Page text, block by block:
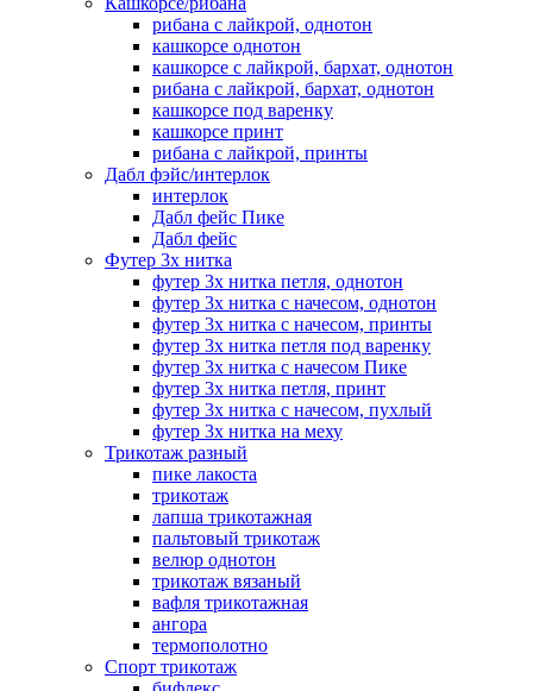
рибана с лайкрой, однотон
кашкорсе однотон
кашкорсе с лайкрой, бархат, однотон
рибана с лайкрой, бархат, однотон
кашкорсе под варенку
кашкорсе принт
рибана с лайкрой, принты
Дабл фэйс/интерлок
интерлок
Дабл фейс Пике
Дабл фейс
Футер 3х нитка
футер 3х нитка петля, однотон
футер 3х нитка с начесом, однотон
футер 3х нитка с начесом, принты
футер 3х нитка петля под варенку
футер 3х нитка с начесом Пике
футер 3х нитка петля, принт
футер 3х нитка с начесом, пухлый
футер 3х нитка на меху
Трикотаж разный
пике лакоста
трикотаж
лапша трикотажная
пальтовый трикотаж
велюр однотон
трикотаж вязаный
вафля трикотажная
ангора
термополотно
Спорт трикотаж